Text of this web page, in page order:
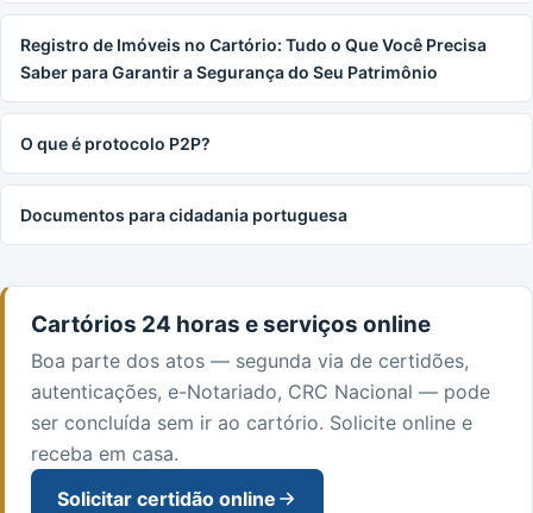
Registro de Imóveis no Cartório: Tudo o Que Você Precisa
Saber para Garantir a Segurança do Seu Patrimônio
O que é protocolo P2P?
Documentos para cidadania portuguesa
Cartórios 24 horas e serviços online
Boa parte dos atos — segunda via de certidões,
autenticações, e-Notariado, CRC Nacional — pode
ser concluída sem ir ao cartório. Solicite online e
receba em casa.
Solicitar certidão online